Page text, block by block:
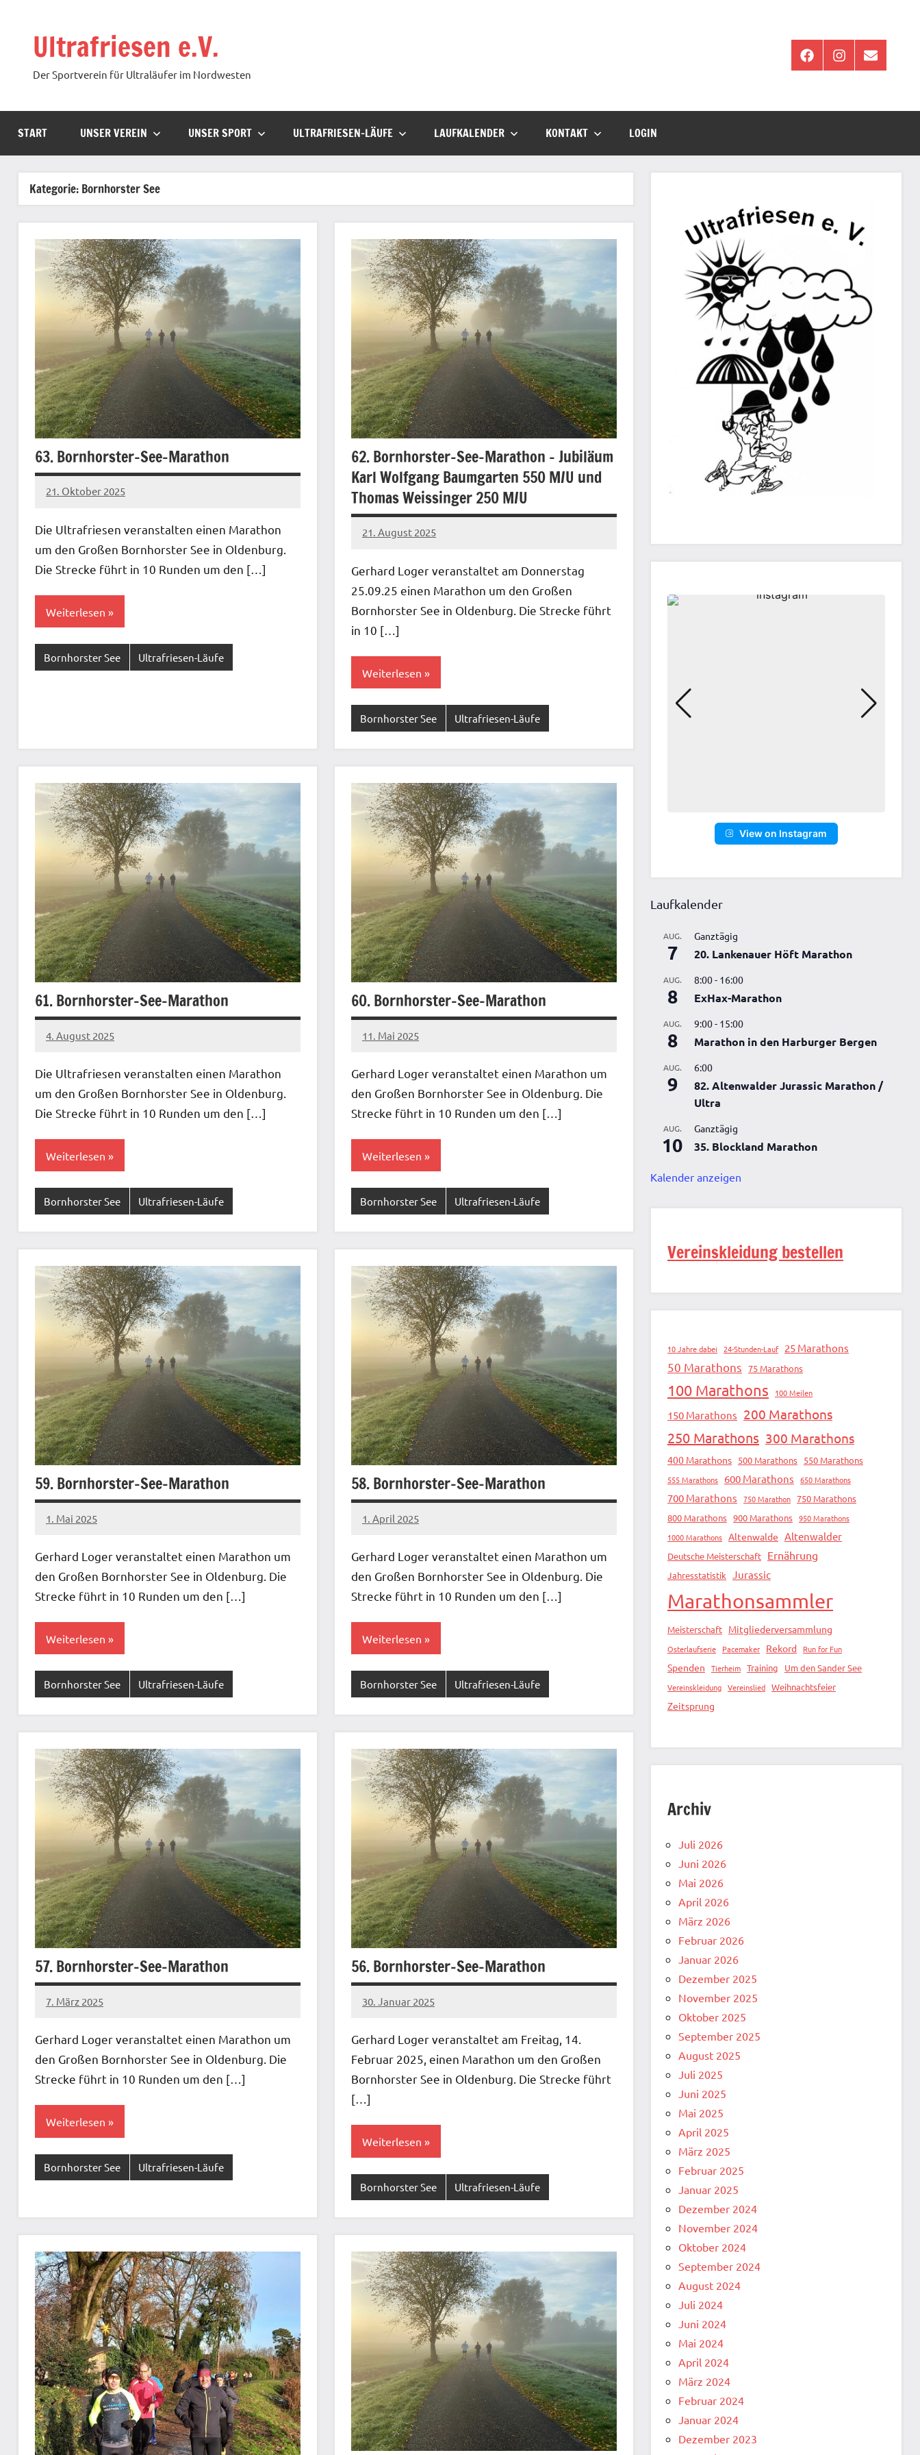
Ultrafriesen e.V.
Der Sportverein für Ultraläufer im Nordwesten
FacebookInstagram
E-
START UNSER VEREIN UNSER SPORT ULTRAFRIESEN-LÄUFE LAUFKALENDER KONTAKT LOGIN
Kategorie: Bornhorster See
63. Bornhorster-See-Marathon
21. Oktober 2025
admin
Keine
Die Ultrafriesen veranstalten einen Marathon
um den Großen Bornhorster See in Oldenburg.
Die Strecke führt in 10 Runden um den […]
Weiterlesen
Bornhorster See Ultrafriesen-Läufe
62. Bornhorster-See-Marathon – Jubiläum
Karl Wolfgang Baumgarten 550 M/U und
Thomas Weissinger 250 M/U
21. August 2025
Gerhard
Keine
Gerhard Loger veranstaltet am Donnerstag
25.09.25 einen Marathon um den Großen
Bornhorster See in Oldenburg. Die Strecke führt
in 10 […]
Weiterlesen
Bornhorster See Ultrafriesen-Läufe
61. Bornhorster-See-Marathon
4. August 2025
Gerhard
Keine
Die Ultrafriesen veranstalten einen Marathon
um den Großen Bornhorster See in Oldenburg.
Die Strecke führt in 10 Runden um den […]
Weiterlesen
Bornhorster See Ultrafriesen-Läufe
60. Bornhorster-See-Marathon
11. Mai 2025
admin
Keine
Gerhard Loger veranstaltet einen Marathon um
den Großen Bornhorster See in Oldenburg. Die
Strecke führt in 10 Runden um den […]
Weiterlesen
Bornhorster See Ultrafriesen-Läufe
59. Bornhorster-See-Marathon
1. Mai 2025
admin
Keine
Gerhard Loger veranstaltet einen Marathon um
den Großen Bornhorster See in Oldenburg. Die
Strecke führt in 10 Runden um den […]
Weiterlesen
Bornhorster See Ultrafriesen-Läufe
58. Bornhorster-See-Marathon
1. April 2025
admin
Keine
Gerhard Loger veranstaltet einen Marathon um
den Großen Bornhorster See in Oldenburg. Die
Strecke führt in 10 Runden um den […]
Weiterlesen
Bornhorster See Ultrafriesen-Läufe
57. Bornhorster-See-Marathon
7. März 2025
admin
Keine
Gerhard Loger veranstaltet einen Marathon um
den Großen Bornhorster See in Oldenburg. Die
Strecke führt in 10 Runden um den […]
Weiterlesen
Bornhorster See Ultrafriesen-Läufe
56. Bornhorster-See-Marathon
30. Januar 2025
admin
Keine
Gerhard Loger veranstaltet am Freitag, 14.
Februar 2025, einen Marathon um den Großen
Bornhorster See in Oldenburg. Die Strecke führt
[…]
Weiterlesen
Bornhorster See Ultrafriesen-Läufe
View on Instagram
Laufkalender
AUG.
7
Ganztägig
20. Lankenauer Höft Marathon
AUG.
8
8:00- 16:00
ExHax-Marathon
AUG.
8
9:00- 15:00
Marathon in den Harburger Bergen
AUG.
9
6:00
82. Altenwalder Jurassic Marathon /
Ultra
AUG.
10
Ganztägig
35. Blockland Marathon
Kalender anzeigen
Vereinskleidung bestellen
10 Jahre dabei 24-Stunden-Lauf 25 Marathons
50 Marathons 75 Marathons
100 Marathons 100 Meilen
150 Marathons 200 Marathons
250 Marathons 300 Marathons
400 Marathons 500 Marathons 550 Marathons
555 Marathons 600 Marathons 650 Marathons
700 Marathons 750 Marathon 750 Marathons
800 Marathons 900 Marathons 950 Marathons
1000 Marathons Altenwalde Altenwalder
Deutsche Meisterschaft Ernährung
Jahresstatistik Jurassic
Marathonsammler
Meisterschaft Mitgliederversammlung
Osterlaufserie Pacemaker Rekord Run for Fun
Spenden Tierheim Training Um den Sander See
Vereinskleidung Vereinslied Weihnachtsfeier
Zeitsprung
Archiv
Juli 2026
Juni 2026
Mai 2026
April 2026
März 2026
Februar 2026
Januar 2026
Dezember 2025
November 2025
Oktober 2025
September 2025
August 2025
Juli 2025
Juni 2025
Mai 2025
April 2025
März 2025
Februar 2025
Januar 2025
Dezember 2024
November 2024
Oktober 2024
September 2024
August 2024
Juli 2024
Juni 2024
Mai 2024
April 2024
März 2024
Februar 2024
Januar 2024
Dezember 2023